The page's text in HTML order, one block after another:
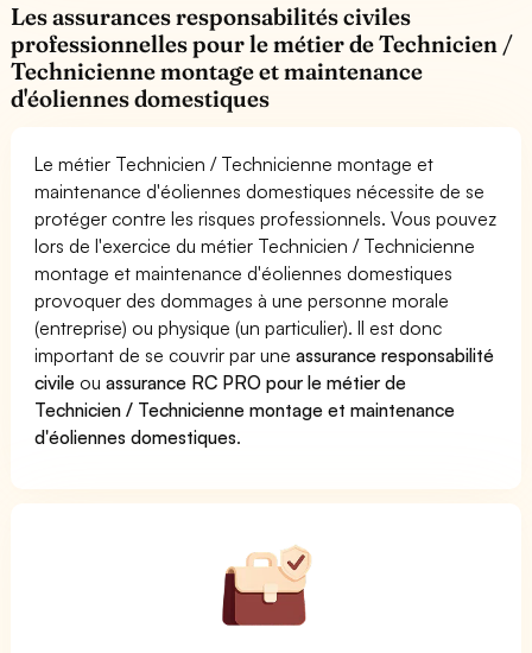
Les assurances responsabilités civiles
professionnelles pour le métier de Technicien /
Technicienne montage et maintenance
d'éoliennes domestiques
Le métier Technicien / Technicienne montage et
maintenance d'éoliennes domestiques nécessite de se
protéger contre les risques professionnels. Vous pouvez
lors de l'exercice du métier Technicien / Technicienne
montage et maintenance d'éoliennes domestiques
provoquer des dommages à une personne morale
(entreprise) ou physique (un particulier). Il est donc
important de se couvrir par uneassurance responsabilité
civile ouassurance RC PRO pour le métier de
Technicien / Technicienne montage et maintenance
d'éoliennes domestiques.